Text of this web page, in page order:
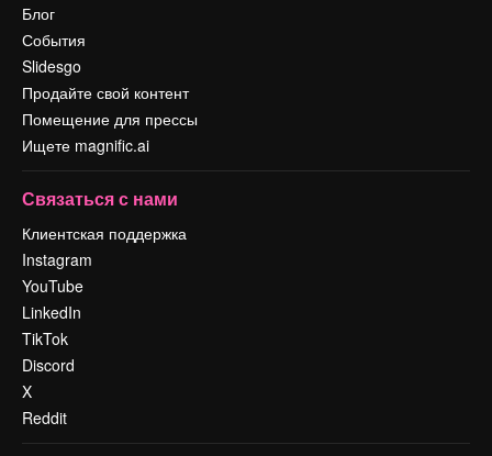
Блог
События
Slidesgo
Продайте свой контент
Помещение для прессы
Ищете magnific.ai
Связаться с нами
Клиентская поддержка
Instagram
YouTube
LinkedIn
TikTok
Discord
X
Reddit